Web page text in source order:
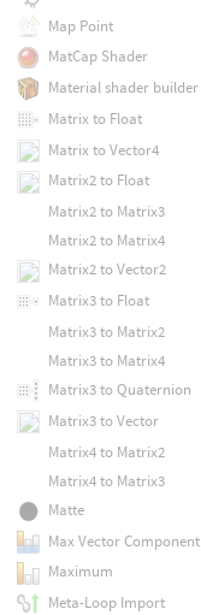
Map Point
MatCap Shader
Material shader builder
Matrix to Float
Matrix to Vector4
Matrix2 to Float
Matrix2 to Matrix3
Matrix2 to Matrix4
Matrix2 to Vector2
Matrix3 to Float
Matrix3 to Matrix2
Matrix3 to Matrix4
Matrix3 to Quaternion
Matrix3 to Vector
Matrix4 to Matrix2
Matrix4 to Matrix3
Matte
Max Vector Component
Maximum
Meta-Loop Import